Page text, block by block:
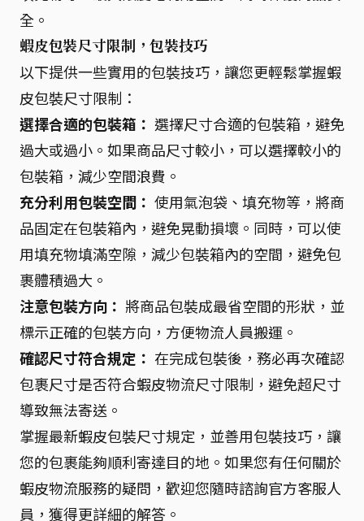
全。
蝦皮包裝尺寸限制，包裝技巧
以下提供一些實用的包裝技巧，讓您更輕鬆掌握蝦
皮包裝尺寸限制：
選擇合適的包裝箱： 選擇尺寸合適的包裝箱，避免
過大或過小。如果商品尺寸較小，可以選擇較小的
包裝箱，減少空間浪費。
充分利用包裝空間： 使用氣泡袋、填充物等，將商
品固定在包裝箱內，避免晃動損壞。同時，可以使
用填充物填滿空隙，減少包裝箱內的空間，避免包
裹體積過大。
注意包裝方向： 將商品包裝成最省空間的形狀，並
標示正確的包裝方向，方便物流人員搬運。
確認尺寸符合規定： 在完成包裝後，務必再次確認
包裹尺寸是否符合蝦皮物流尺寸限制，避免超尺寸
導致無法寄送。
掌握最新蝦皮包裝尺寸規定，並善用包裝技巧，讓
您的包裹能夠順利寄達目的地。如果您有任何關於
蝦皮物流服務的疑問，歡迎您隨時諮詢官方客服人
員，獲得更詳細的解答。